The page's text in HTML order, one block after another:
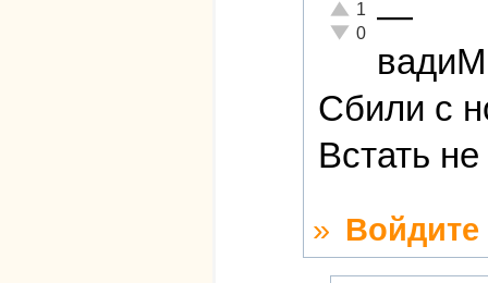
Отлично!
1
Неадекватно!
0 —
Сбили с
Встать
» Войдите